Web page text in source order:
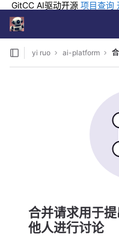
GitCC AI驱动开源 项目查询
排行
Skip to content
GitLab
yi ruo ai-platform
合并请求用于
他人进行讨论